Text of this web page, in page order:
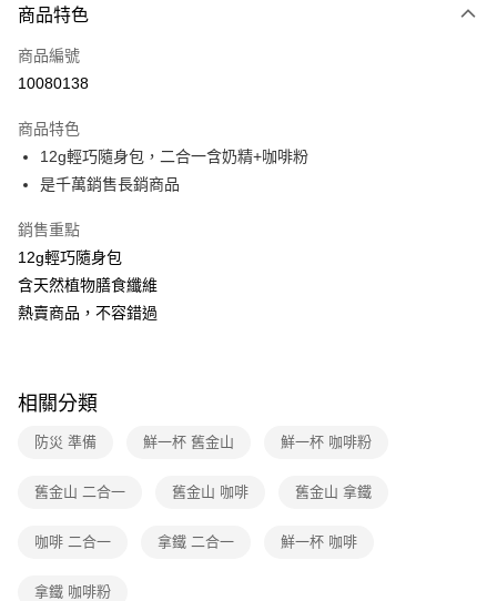
全家線上支付
運送方式
全家取貨付款
免運費
常溫-付款後全家取貨
免運費
商品特色
商品編號
10080138
商品特色
12g輕巧隨身包，二合一含奶精+咖啡粉
是千萬銷售長銷商品
銷售重點
12g輕巧隨身包
含天然植物膳食纖維
熱賣商品，不容錯過
相關分類
防災 準備 鮮一杯 舊金山 鮮一杯 咖啡粉
舊金山 二合一 舊金山 咖啡 舊金山 拿鐵
咖啡 二合一 拿鐵 二合一 鮮一杯 咖啡
拿鐵 咖啡粉